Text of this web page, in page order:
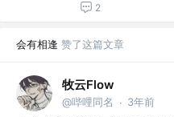
2
会有相逢 赞了这篇文章
牧云Flow
@哔哩同名 · 3年前